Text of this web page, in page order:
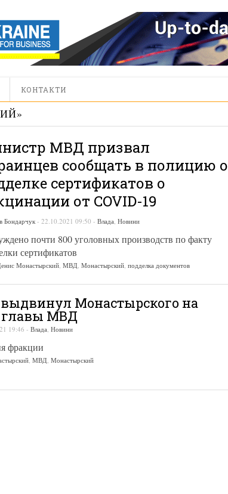
КОНТАКТИ
»
МВД призвал
сообщать в полицию о
сертификатов о
от COVID-19
Бондарчук- 22.10.2021 09:50 - Влада, Новини
почти 800 уголовных производств по факту
сертификатов
Монастырский, МВД, Монастырский, подделка документов
Монастырского на
главы МВД
19:46 - Влада, Новини
фракции
, МВД, Монастырский